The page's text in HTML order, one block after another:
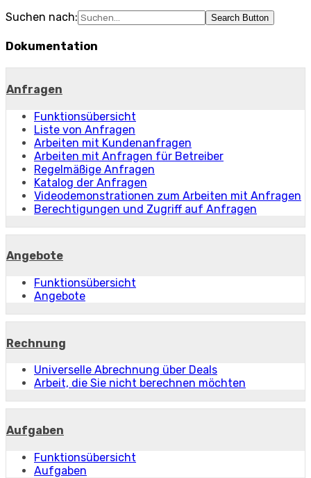
Suchen nach:
Search Button
Dokumentation
Anfragen
Funktionsübersicht
Liste von Anfragen
Arbeiten mit Kundenanfragen
Arbeiten mit Anfragen für Betreiber
Regelmäßige Anfragen
Katalog der Anfragen
Videodemonstrationen zum Arbeiten mit Anfragen
Berechtigungen und Zugriff auf Anfragen
Angebote
Funktionsübersicht
Angebote
Rechnung
Universelle Abrechnung über Deals
Arbeit, die Sie nicht berechnen möchten
Aufgaben
Funktionsübersicht
Aufgaben